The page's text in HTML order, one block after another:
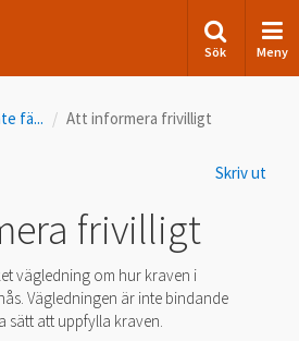
Sök Meny
fä... Att informera frivilligt
Skriv ut
frivilligt
vägledning om hur kraven i
Vägledningen är inte bindande
sätt att uppfylla kraven.